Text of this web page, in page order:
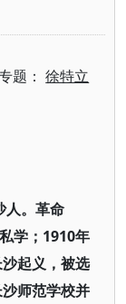
题：徐特立
人。革命
学；1910年
起义，被选
师范学校并